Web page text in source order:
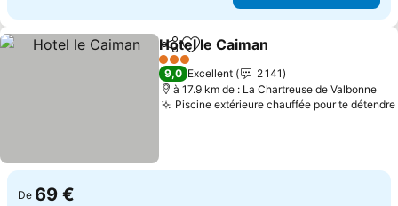
PartagerAjouter à mes favoris
Hotel le Caiman
3 Étoiles
9,0 Excellent
2 141
à 17.9 km de : La Chartreuse de Valbonne
Piscine extérieure chauffée pour te détendre
De 69 €